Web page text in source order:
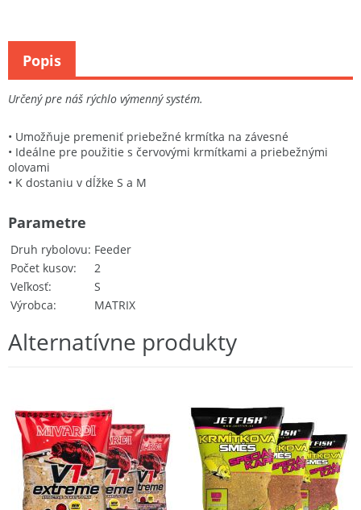
Určený pre náš rýchlo výmenný systém.
• Umožňuje premeniť priebežné krmítka na závesné
• Ideálne pre použitie s červovými krmítkami a priebežnými
olovami
• K dostaniu v dĺžke S a M
Druh rybolovu Feeder
Počet kusov
2
Veľkosť
S
Výrobca
MATRIX
Parametre
Popis
Alternatívne produkty